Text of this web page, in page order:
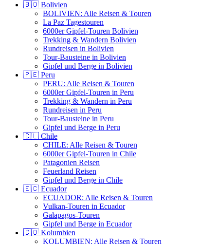
🇧🇴 Bolivien
BOLIVIEN: Alle Reisen & Touren
La Paz Tagestouren
6000er Gipfel-Touren Bolivien
Trekking & Wandern Bolivien
Rundreisen in Bolivien
Tour-Bausteine in Bolivien
Gipfel und Berge in Bolivien
🇵🇪 Peru
PERU: Alle Reisen & Touren
6000er Gipfel-Touren in Peru
Trekking & Wandern in Peru
Rundreisen in Peru
Tour-Bausteine in Peru
Gipfel und Berge in Peru
🇨🇱 Chile
CHILE: Alle Reisen & Touren
6000er Gipfel-Touren in Chile
Patagonien Reisen
Feuerland Reisen
Gipfel und Berge in Chile
🇪🇨 Ecuador
ECUADOR: Alle Reisen & Touren
Vulkan-Touren in Ecuador
Galapagos-Touren
Gipfel und Berge in Ecuador
🇨🇴 Kolumbien
KOLUMBIEN: Alle Reisen & Touren